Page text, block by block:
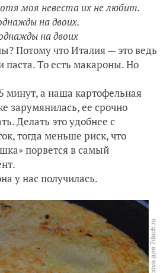
моя невеста их не любит.
на двоих.
на двоих
Потому что Италия — это ведь
паста. То есть макароны. Но
а наша картофельная
зарумянилась, ее срочно
Делать это удобнее с
тогда меньше риск, что
порвется в самый
у нас получилась.